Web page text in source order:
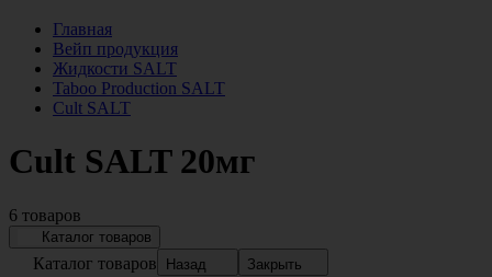
Главная
Вейп продукция
Жидкости SALT
Taboo Production SALT
Cult SALT
Cult SALT 20мг
6 товаров
Каталог товаров
Каталог товаров Назад Закрыть